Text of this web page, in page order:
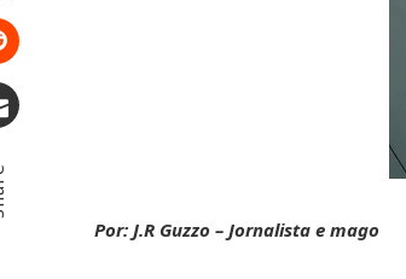
Por: J.R Guzzo – Jornalista e mago